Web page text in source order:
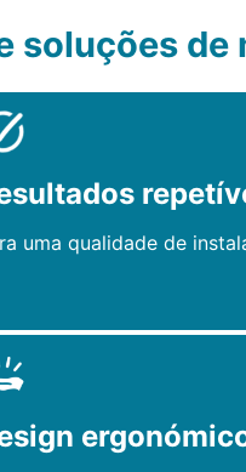
soluções de
uma qualidade de